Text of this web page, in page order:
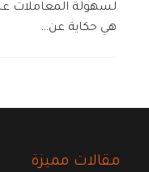
لسهولة المعاملات
هي حكاية عن…
مقالات مميزة